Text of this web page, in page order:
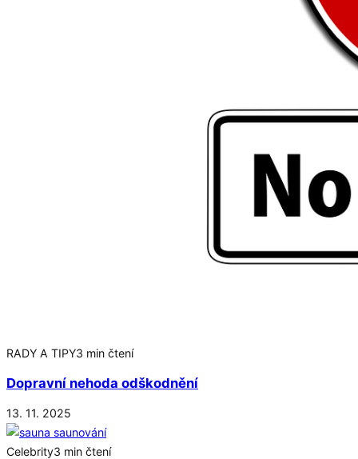
RADY A TIPY3 min čtení
Dopravní nehoda odškodnění
13. 11. 2025
Celebrity3 min čtení